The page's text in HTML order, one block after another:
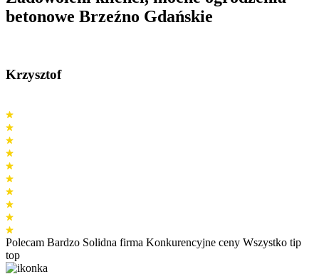
betonowe Brzeźno Gdańskie
Krzysztof
Polecam Bardzo Solidna firma Konkurencyjne ceny Wszystko tip
top